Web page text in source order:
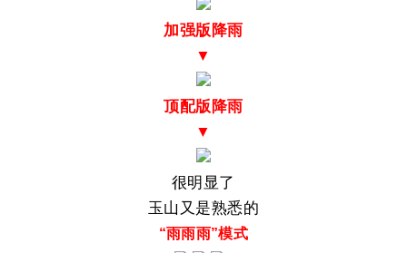
加强版降雨
▼
顶配版降雨
▼
很明显了
玉山又是熟悉的
“雨雨雨”模式